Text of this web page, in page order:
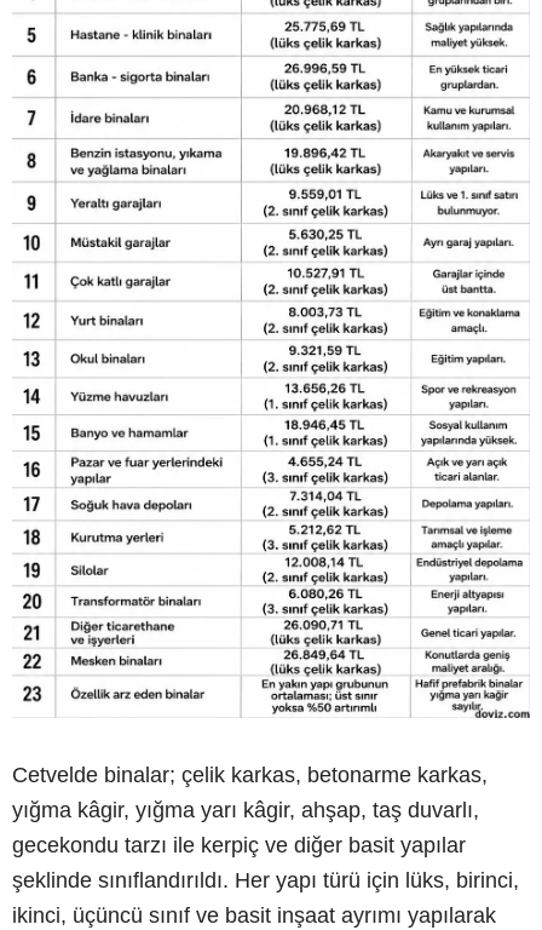
Cetvelde binalar; çelik karkas, betonarme karkas,
yığma kâgir, yığma yarı kâgir, ahşap, taş duvarlı,
gecekondu tarzı ile kerpiç ve diğer basit yapılar
şeklinde sınıflandırıldı. Her yapı türü için lüks, birinci,
ikinci, üçüncü sınıf ve basit inşaat ayrımı yapılarak